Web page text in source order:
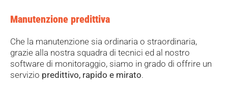
Manutenzione predittiva
Che la manutenzione sia ordinaria o straordinaria,
grazie alla nostra squadra di tecnici ed al nostro
software di monitoraggio, siamo in grado di offrire un
servizio predittivo, rapido e mirato.